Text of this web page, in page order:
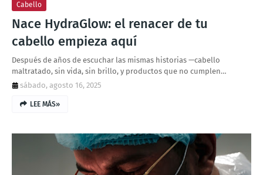
Cabello
Nace HydraGlow: el renacer de tu
cabello empieza aquí
Después de años de escuchar las mismas historias —cabello
maltratado, sin vida, sin brillo, y productos que no cumplen…
sábado, agosto 16, 2025
LEE MÁS»